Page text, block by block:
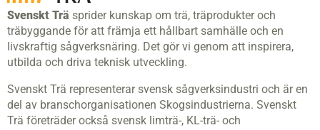
Svenskt Trä sprider kunskap om trä, träprodukter och
träbyggande för att främja ett hållbart samhälle och en
livskraftig sågverksnäring. Det gör vi genom att inspirera,
utbilda och driva teknisk utveckling.
Svenskt Trä representerar svensk sågverksindustri och är en
del av branschorganisationen Skogsindustrierna. Svenskt
Trä företräder också svensk limträ-, KL-trä- och